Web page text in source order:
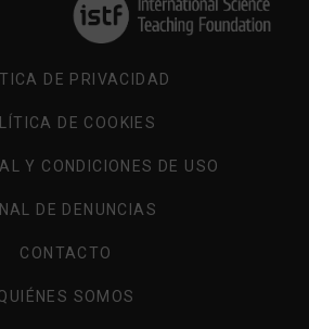
DE PRIVACIDAD
DE COOKIES
Y CONDICIONES DE USO
DE DENUNCIAS
CONTACTO
SOMOS